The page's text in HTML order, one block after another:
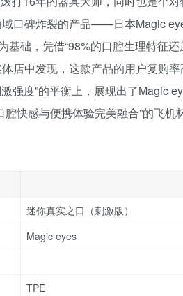
口碑炸裂的产品——日本Magic
基础，凭借“98%的口腔生理特征
店中发现，这款产品的用户复购
激强度”的平衡上，展现出了Magic
快感与便携体验完美融合”的飞机杯
迷你真实之口（刺激版）
Magic eyes
TPE